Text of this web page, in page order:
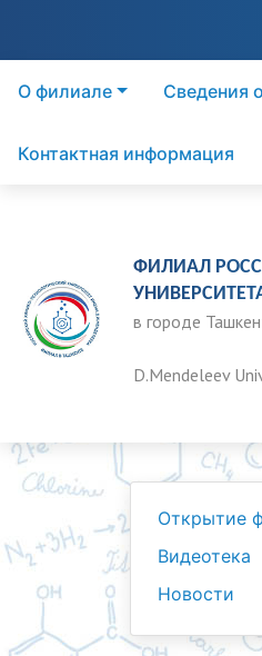
О филиале Сведения
Контактная информация
ФИЛИАЛ
в городе
D.Mendeleev
Открытие
Видеотека
Новости